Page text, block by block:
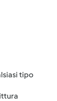
tipo